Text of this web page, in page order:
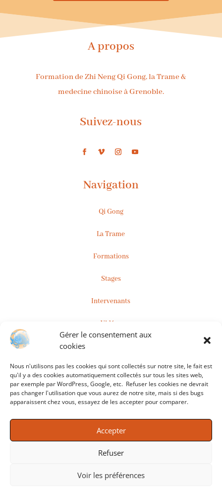
Gérer le consentement aux
cookies
Nous n'utilisons pas les cookies qui sont collectés sur notre site, le fait est
qu'il y a des cookies automatiquement collectés sur tous les sites web,
par exemple par WordPress, Google, etc. Refuser les cookies ne devrait
pas changer l'utilisation que vous aurez de notre site, mais si des bugs
apparaissent chez vous, essayez de les accepter pour comparer.
Accepter
Refuser
Voir les préférences
A propos
Formation de Zhi Neng Qi Gong, la Trame &
medecine chinoise à Grenoble.
Suivez-nous
Navigation
Qi Gong
La Trame
Formations
Stages
Intervenants
Vidéos
Adresse de courrier électronique: